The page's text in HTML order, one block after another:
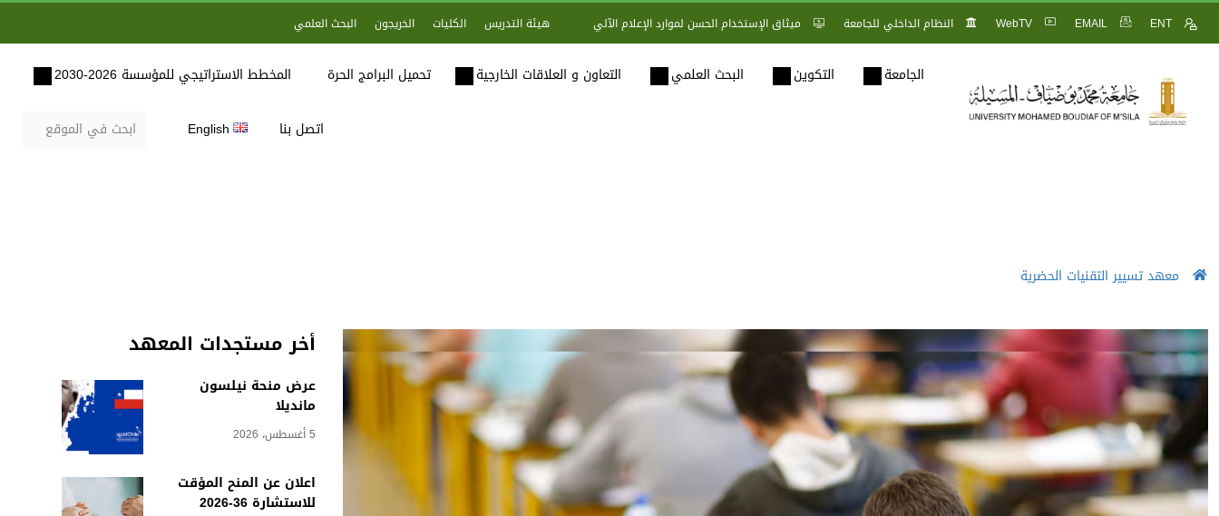
ENT
EMAIL
WebTV النظام الداخلي للجامعة ميثاق الإستخدام الحسن لموارد الإعلام الآلي هيئة التدريس الكليات الخريجون البحث العلمي
الجامعة التكوين البحث العلمي التعاون و العلاقات الخارجية تحميل البرامج الحرة المخطط الاستراتيجي للمؤسسة 2026-2030
اتصل بنا English
معهد تسيير التقنيات الحضرية
أخر مستجدات المعهد
عرض منحة نيلسون
مانديلا
5 أغسطس، 2026
اعلان عن المنح المؤقت
للاستشارة 36-2026